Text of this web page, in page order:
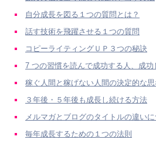
自分成長を図る１つの質問とは？
話す技術を飛躍させる１つの質問
コピーライティングＵＰ３つの秘訣
7 つの習慣を読んで成功する人、成功
稼ぐ人間と稼げない人間の決定的な
３年後・５年後も成長し続ける方法
メルマガとブログのタイトルの違い
毎年成長するための１つの法則